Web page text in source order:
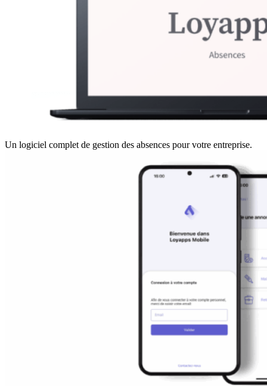
Un logiciel complet de gestion des absences pour votre entreprise.